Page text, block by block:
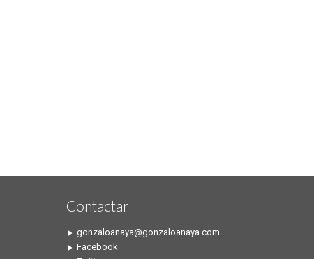
Contactar
gonzaloanaya@gonzaloanaya.com
Facebook